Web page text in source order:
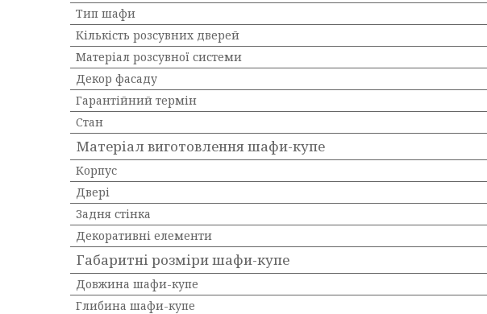
Тип шафи
Кількість розсувних дверей
Матеріал розсувної системи
Декор фасаду
Гарантійний термін
Стан
Матеріал виготовлення шафи-купе
Корпус
Двері
Задня стінка
Декоративні елементи
Габаритні розміри шафи-купе
Довжина шафи-купе
Глибина шафи-купе